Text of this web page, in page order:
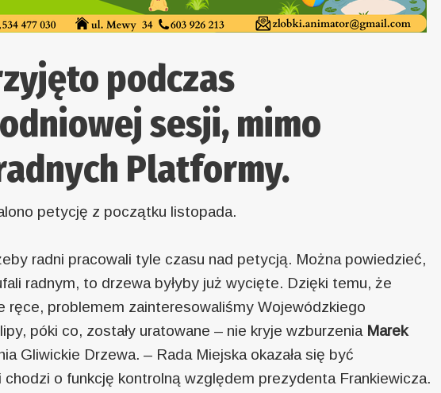
podczas
sesji, mimo
Platformy.
petycję z początku listopada.
radni pracowali tyle czasu nad petycją. Można powiedzieć,
radnym, to drzewa byłyby już wycięte. Dzięki temu, że
ręce, problemem zainteresowaliśmy Wojewódzkiego
póki co, zostały uratowane – nie kryje wzburzenia Marek
Gliwickie Drzewa. – Rada Miejska okazała się być
chodzi o funkcję kontrolną względem prezydenta Frankiewicza.